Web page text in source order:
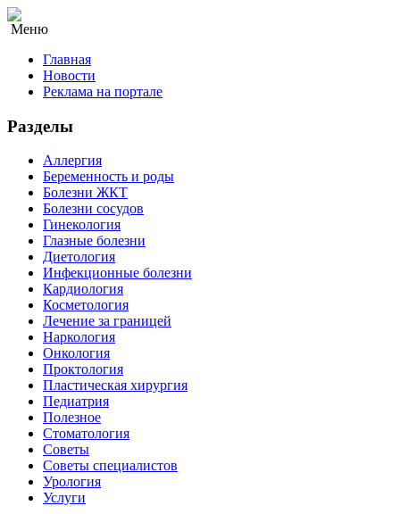
Меню
Главная
Новости
Реклама на портале
Разделы
Аллергия
Беременность и роды
Болезни ЖКТ
Болезни сосудов
Гинекология
Глазные болезни
Диетология
Инфекционные болезни
Кардиология
Косметология
Лечение за границей
Наркология
Онкология
Проктология
Пластическая хирургия
Педиатрия
Полезное
Стоматология
Советы
Советы специалистов
Урология
Услуги